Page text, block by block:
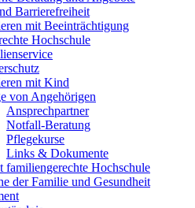
Barrierefreiheit
mit Beeinträchtigung
Hochschule
mit Kind
von Angehörigen
Ansprechpartner
Notfall-Beratung
Pflegekurse
Links & Dokumente
familiengerechte Hochschule
der Familie und Gesundheit